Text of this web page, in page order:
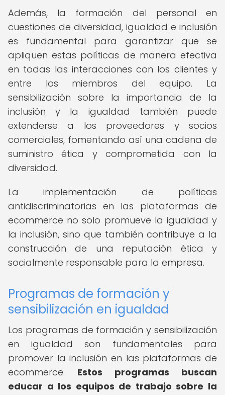
Además, la formación del personal en
cuestiones de diversidad, igualdad e inclusión
es fundamental para garantizar que se
apliquen estas políticas de manera efectiva
en todas las interacciones con los clientes y
entre los miembros del equipo. La
sensibilización sobre la importancia de la
inclusión y la igualdad también puede
extenderse a los proveedores y socios
comerciales, fomentando así una cadena de
suministro ética y comprometida con la
diversidad.
La implementación de políticas
antidiscriminatorias en las plataformas de
ecommerce no solo promueve la igualdad y
la inclusión, sino que también contribuye a la
construcción de una reputación ética y
socialmente responsable para la empresa.
Programas de formación y
sensibilización en igualdad
Los programas de formación y sensibilización
en igualdad son fundamentales para
promover la inclusión en las plataformas de
ecommerce. Estos programas buscan
educar a los equipos de trabajo sobre la